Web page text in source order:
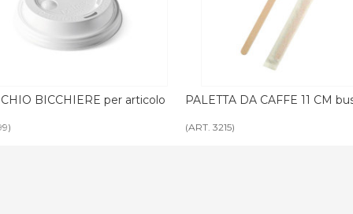
DA CAFFE 11 CM busta singola PALETTA DA CAFFE 9 CM
(ART. 3215CA)